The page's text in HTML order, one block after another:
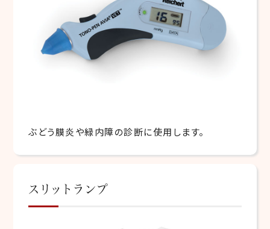
ぶどう膜炎や緑内障の診断に使用します。
スリットランプ